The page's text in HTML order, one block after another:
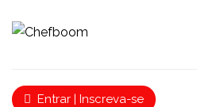
Entrar | Inscreva-se